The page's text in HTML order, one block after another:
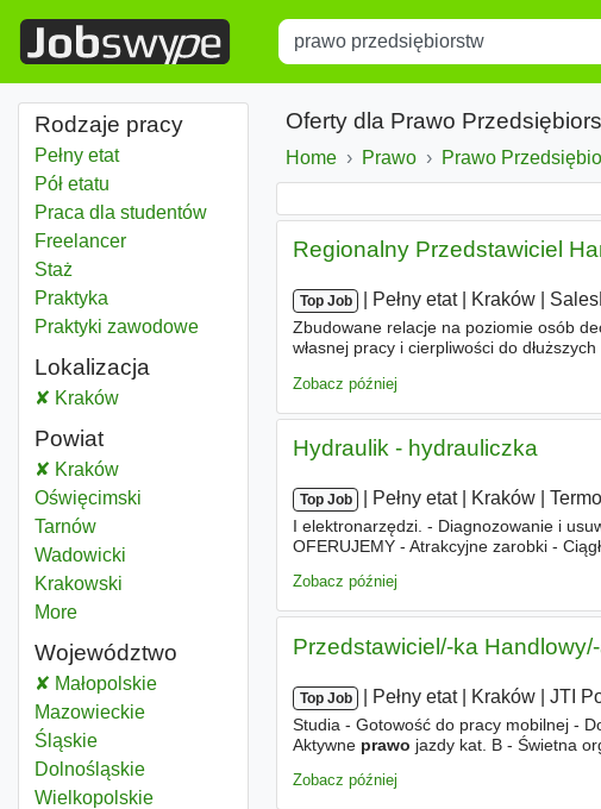
Title
Rodzaje pracy
Pełny etat
Pół etatu
Praca dla studentów
Freelancer
Staż
Praktyka
Praktyki zawodowe
Lokalizacja
Prawo przedsiębiorstw
Kraków
Powiat
Prawo przedsiębiorstw
KrakówPowiat
Prawo przedsiębiorstw
Oświęcimski
Prawo przedsiębiorstw
TarnówPowiat
Prawo przedsiębiorstw
Wadowicki
Prawo przedsiębiorstw
Krakowski
Moredistricts
Województwo
Prawo przedsiębiorstw
MałopolskieWojewództwo
Prawo przedsiębiorstw
MazowieckieWojewództwo
Prawo przedsiębiorstw
ŚląskieWojewództwo
Prawo przedsiębiorstw
DolnośląskieWojewództwo
Prawo przedsiębiorstw
WielkopolskieWojewództwo
Oferty dla Prawo
Home Prawo Prawo
Regionalny Przedstawiciel
Top Job Pełny etat| Kraków
Zbudowane relacje na poziomie osób
własnej pracy i cierpliwości do
Zobacz później
Hydraulik - hydrauliczka
Top Job Pełny etat| Kraków
I elektronarzędzi. - Diagnozowanie i
OFERUJEMY - Atrakcyjne zarobki -
Zobacz później
Przedstawiciel/-ka
Top Job Pełny etat| Kraków JTI
Studia - Gotowość do pracy mobilnej -
Aktywne prawo jazdy kat. B - Świetna
Zobacz później